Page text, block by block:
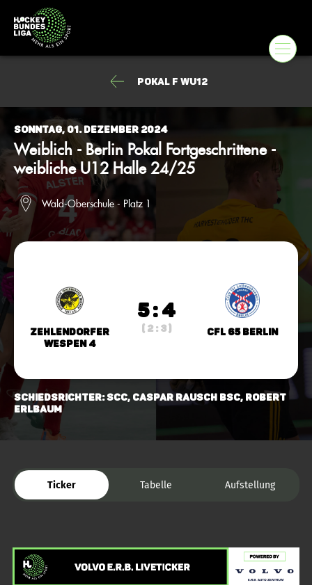
Pokal F wU12
Sonntag, 01. Dezember 2024
Weiblich - Berlin Pokal Fortgeschrittene -
weibliche U12 Halle 24/25
Wald-Oberschule - Platz 1
Zehlendorfer
Wespen 4
5 : 4
( 2 : 3 ) CfL 65 Berlin
Schiedsrichter: SCC, Caspar Rausch BSC, Robert
Erlbaum
Ticker Tabelle Aufstellung